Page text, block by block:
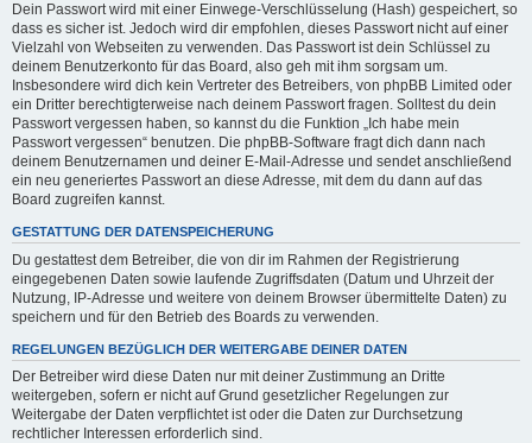
Dein Passwort wird mit einer Einwege-Verschlüsselung (Hash) gespeichert, so
dass es sicher ist. Jedoch wird dir empfohlen, dieses Passwort nicht auf einer
Vielzahl von Webseiten zu verwenden. Das Passwort ist dein Schlüssel zu
deinem Benutzerkonto für das Board, also geh mit ihm sorgsam um.
Insbesondere wird dich kein Vertreter des Betreibers, von phpBB Limited oder
ein Dritter berechtigterweise nach deinem Passwort fragen. Solltest du dein
Passwort vergessen haben, so kannst du die Funktion „Ich habe mein
Passwort vergessen“ benutzen. Die phpBB-Software fragt dich dann nach
deinem Benutzernamen und deiner E-Mail-Adresse und sendet anschließend
ein neu generiertes Passwort an diese Adresse, mit dem du dann auf das
Board zugreifen kannst.
GESTATTUNG DER DATENSPEICHERUNG
Du gestattest dem Betreiber, die von dir im Rahmen der Registrierung
eingegebenen Daten sowie laufende Zugriffsdaten (Datum und Uhrzeit der
Nutzung, IP-Adresse und weitere von deinem Browser übermittelte Daten) zu
speichern und für den Betrieb des Boards zu verwenden.
REGELUNGEN BEZÜGLICH DER WEITERGABE DEINER DATEN
Der Betreiber wird diese Daten nur mit deiner Zustimmung an Dritte
weitergeben, sofern er nicht auf Grund gesetzlicher Regelungen zur
Weitergabe der Daten verpflichtet ist oder die Daten zur Durchsetzung
rechtlicher Interessen erforderlich sind.